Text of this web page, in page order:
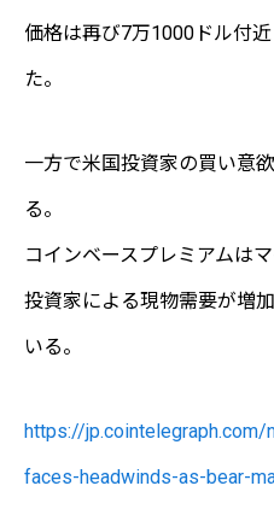
価格は再び7万1000ドル付
た。
一方で米国投資家の買い意
る。
コインベースプレミアムは
投資家による現物需要が増
いる。
https://
faces-headwinds-as-bear-